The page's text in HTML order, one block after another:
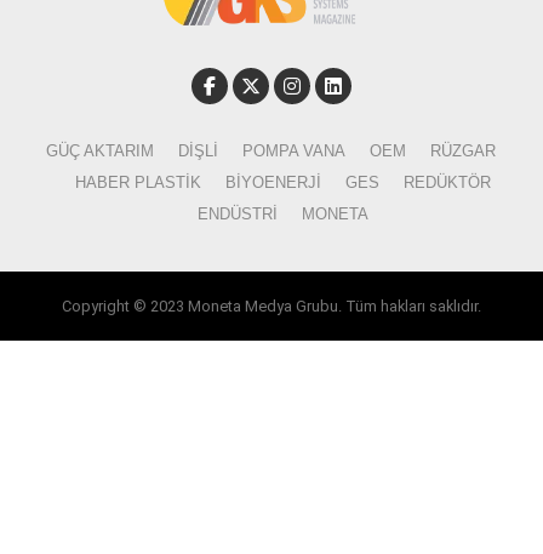
GÜÇ AKTARIM DIŞLI POMPA VANA OEM
RÜZGAR
HABER PLASTIK
BIYOENERJI GES
REDÜKTÖR
ENDÜSTRI
MONETA
Copyright © 2023 Moneta Medya Grubu. Tüm hakları saklıdır.